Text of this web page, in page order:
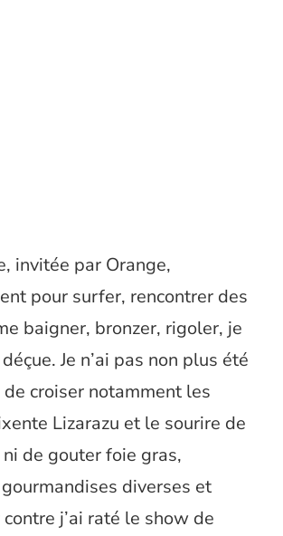
invitée par Orange,
pour surfer, rencontrer des
baigner, bronzer, rigoler, je
Je n’ai pas non plus été
croiser notamment les
Lizarazu et le sourire de
de gouter foie gras,
diverses et
j’ai raté le show de